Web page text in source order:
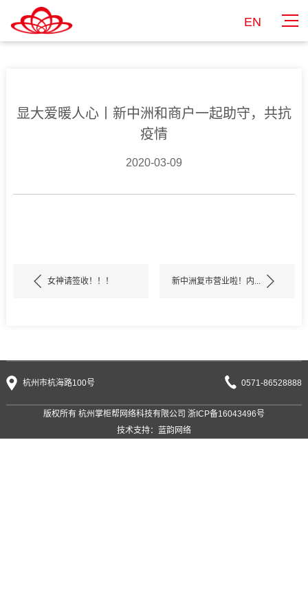
EN
显大爱暖人心丨新中洲和商户一起助守，共抗
疫情
2020-03-09
女神请签收！！！ 新中洲复市营业啦！内...
杭州市杭海路100号 0571-86528888
版权所有 杭州掌柜帮网络科技有限公司 浙ICP备16043496号
技术支持： 蓝韵网络